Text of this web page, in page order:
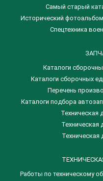
Самый старый
Исторический
Спецтехника
Каталоги
​Каталоги сборочных
Перечень
Каталоги подбора
Техническая
Техническая
Работы по техническому